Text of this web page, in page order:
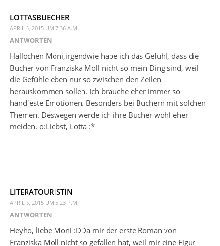
LOTTASBUECHER
APRIL 5, 2015 UM 7:36 A.M.
ANTWORTEN
Hallöchen Moni,irgendwie habe ich das Gefühl, dass die
Bücher von Franziska Moll nicht so mein Ding sind, weil
die Gefühle eben nur so zwischen den Zeilen
herauskommen sollen. Ich brauche eher immer so
handfeste Emotionen. Besonders bei Büchern mit solchen
Themen. Deswegen werde ich ihre Bücher wohl eher
meiden. o:Liebst, Lotta :*
LITERATOURISTIN
APRIL 5, 2015 UM 5:23 P.M.
ANTWORTEN
Heyho, liebe Moni :DDa mir der erste Roman von
Franziska Moll nicht so gefallen hat, weil mir eine Figur